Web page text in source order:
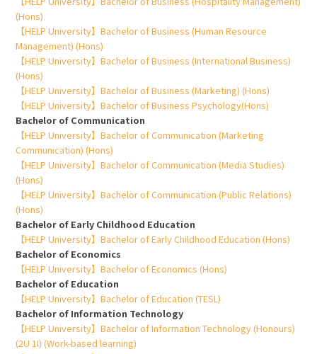
(Hons)
【HELP University】Bachelor of Business (Human Resource
Management) (Hons)
【HELP University】Bachelor of Business (International Business)
(Hons)
【HELP University】Bachelor of Business (Marketing) (Hons)
【HELP University】Bachelor of Business Psychology(Hons)
Bachelor of Communication
【HELP University】Bachelor of Communication (Marketing
Communication) (Hons)
【HELP University】Bachelor of Communication (Media Studies)
(Hons)
【HELP University】Bachelor of Communication (Public Relations)
(Hons)
Bachelor of Early Childhood Education
【HELP University】Bachelor of Early Childhood Education (Hons)
Bachelor of Economics
【HELP University】Bachelor of Economics (Hons)
Bachelor of Education
【HELP University】Bachelor of Education (TESL)
Bachelor of Information Technology
【HELP University】Bachelor of Information Technology (Honours)
(2U 1I) (Work-based learning)